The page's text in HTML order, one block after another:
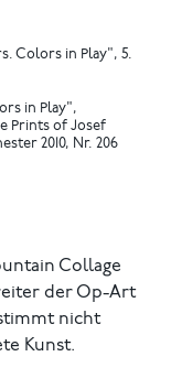
Colors in Play", 5.
in Play",
Prints of Josef
2010, Nr. 206
Collage
der Op-Art
nicht
Kunst.